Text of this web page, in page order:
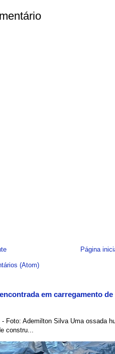
Página
(Atom)
em carregamento
Foto: Ademilton Silva Uma ossada
constru...